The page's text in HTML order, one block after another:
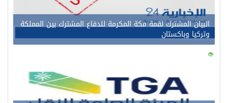
البيان المشترك لقمة مكة المكرمة للدفاع المشترك بين المملكة
وتركيا وباكستان
160